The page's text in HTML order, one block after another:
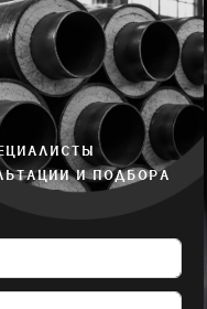
И ПОДБОРА